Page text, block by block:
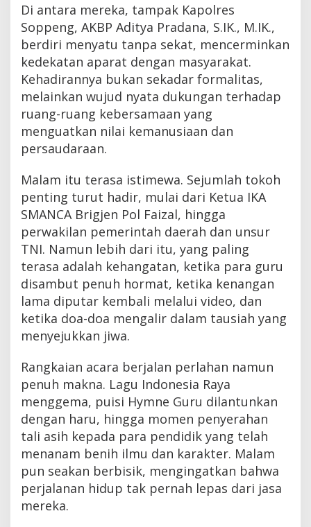
Di antara mereka, tampak Kapolres
Soppeng, AKBP Aditya Pradana, S.IK., M.IK.,
berdiri menyatu tanpa sekat, mencerminkan
kedekatan aparat dengan masyarakat.
Kehadirannya bukan sekadar formalitas,
melainkan wujud nyata dukungan terhadap
ruang-ruang kebersamaan yang
menguatkan nilai kemanusiaan dan
persaudaraan.
Malam itu terasa istimewa. Sejumlah tokoh
penting turut hadir, mulai dari Ketua IKA
SMANCA Brigjen Pol Faizal, hingga
perwakilan pemerintah daerah dan unsur
TNI. Namun lebih dari itu, yang paling
terasa adalah kehangatan, ketika para guru
disambut penuh hormat, ketika kenangan
lama diputar kembali melalui video, dan
ketika doa-doa mengalir dalam tausiah yang
menyejukkan jiwa.
Rangkaian acara berjalan perlahan namun
penuh makna. Lagu Indonesia Raya
menggema, puisi Hymne Guru dilantunkan
dengan haru, hingga momen penyerahan
tali asih kepada para pendidik yang telah
menanam benih ilmu dan karakter. Malam
pun seakan berbisik, mengingatkan bahwa
perjalanan hidup tak pernah lepas dari jasa
mereka.